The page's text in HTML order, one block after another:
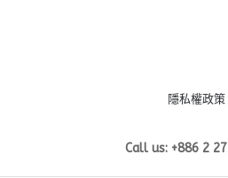
隱私權政策
Call us: +886 2